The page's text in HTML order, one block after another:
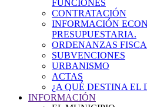
FUNCIONES
CONTRATACIÓN
INFORMACIÓN
PRESUPUESTARIA.
ORDENANZAS
SUBVENCIONES
URBANISMO
ACTAS
¿A QUÉ DESTINA EL
INFORMACIÓN